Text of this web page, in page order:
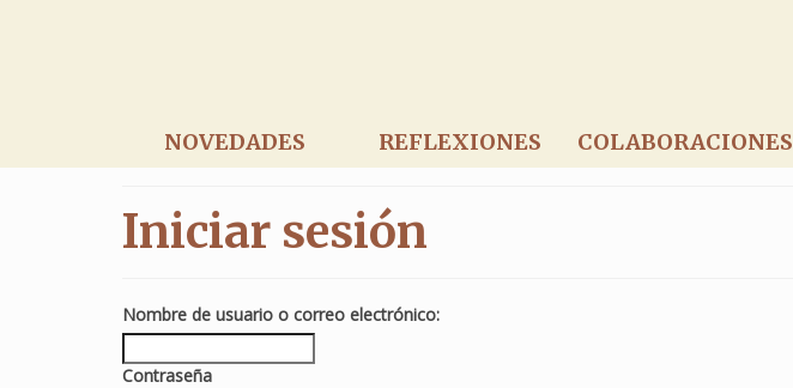
NOVEDADES REFLEXIONES COLABORACIONES
Iniciar sesión
Nombre de usuario o correo electrónico:
Contraseña